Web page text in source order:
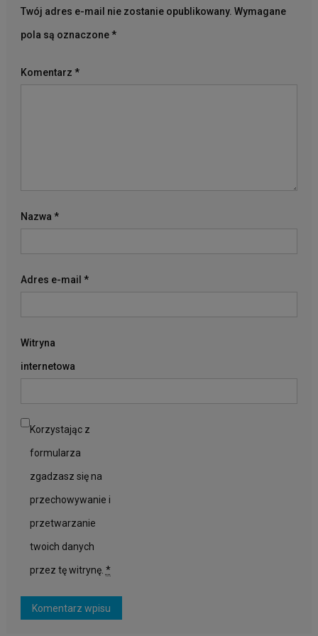
Twój adres e-mail nie zostanie opublikowany. Wymagane
pola są oznaczone*
Komentarz *
Nazwa *
Adres e-mail *
Witryna
internetowa
Korzystając z
formularza
zgadzasz się na
przechowywanie i
przetwarzanie
twoich danych
przez tę witrynę. *